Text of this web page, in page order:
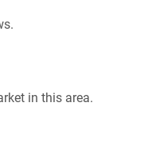
in this area.